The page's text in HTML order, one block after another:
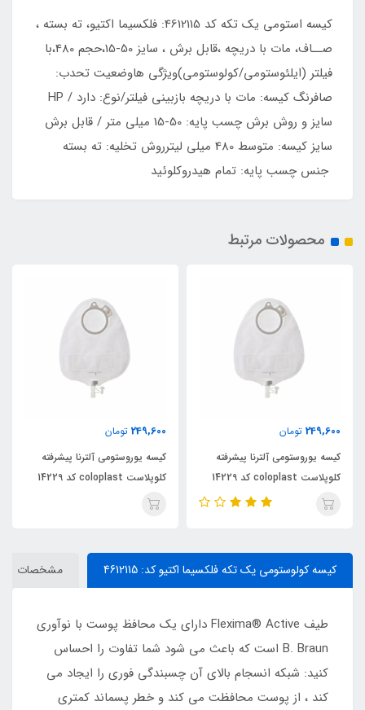
کیسه استومی یک تکه کد 4612115: فلکسیما اکتیو، ته بسته ،
صــاف، مات با دریچه ،قابل برش ، سایز 50-15،حجم 480،با
فیلتر (ایلئوستومی/کولوستومی)ویژگی هاوضعیت تحدب:
صافرنگ کیسه: مات با دریچه بازبینی فیلتر/نوع: دارد / HP
سایز و روش برش چسب پایه: 50-15 میلی متر / قابل برش
سایز کیسه: متوسط 480 میلی لیترروش تخلیه: ته بسته
جنس چسب پایه: تمام هیدروکلوئید
محصولات مرتبط
249,600 تومان
کیسه یوروستومی آلترنا پیشرفته
کلوپلاست coloplast کد 14229
249,600 تومان
کیسه یوروستومی آلترنا پیشرفته
کلوپلاست coloplast کد 14229
کیسه کولوستومی یک تکه فلکسیما اکتیو کد: 4612115 مشخصات
طیف Flexima® Active دارای یک محافظ پوست با نوآوری
B. Braun است که باعث می شود شما تفاوت را احساس
کنید: شبکه انسجام بالای آن چسبندگی فوری را ایجاد می
کند ، از پوست محافظت می کند و خطر پسماند کمتری